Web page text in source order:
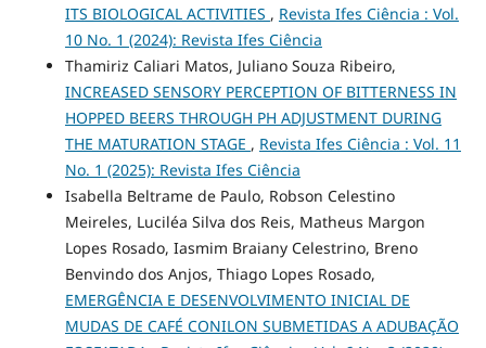
ITS BIOLOGICAL ACTIVITIES , Revista Ifes Ciência : Vol.
10 No. 1 (2024): Revista Ifes Ciência
Thamiriz Caliari Matos, Juliano Souza Ribeiro,
INCREASED SENSORY PERCEPTION OF BITTERNESS IN
HOPPED BEERS THROUGH PH ADJUSTMENT DURING
THE MATURATION STAGE , Revista Ifes Ciência : Vol. 11
No. 1 (2025): Revista Ifes Ciência
Isabella Beltrame de Paulo, Robson Celestino
Meireles, Luciléa Silva dos Reis, Matheus Margon
Lopes Rosado, Iasmim Braiany Celestrino, Breno
Benvindo dos Anjos, Thiago Lopes Rosado,
EMERGÊNCIA E DESENVOLVIMENTO INICIAL DE
MUDAS DE CAFÉ CONILON SUBMETIDAS A ADUBAÇÃO